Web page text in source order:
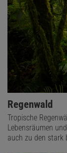
Regenwald
Tropische
Lebensräumen
auch zu den stark